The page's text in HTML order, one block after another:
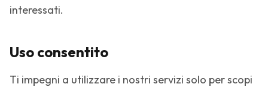
interessati.
Uso consentito
Ti impegni a utilizzare i nostri servizi solo per scopi